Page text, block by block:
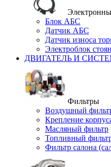
Блок АБС
Датчик АБС
Датчик износа
Электроблок
ДВИГАТЕЛЬ И
Фильтры
Воздушный
Крепление
Масляный фильтр
Топливный
Фильтр салона